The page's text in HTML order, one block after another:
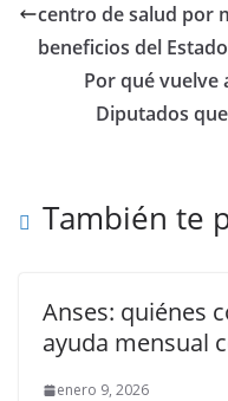
centro de salud por
beneficios del Estado
Por qué vuelve
Diputados
También te
Anses: quiénes
ayuda mensual
enero 9, 2026